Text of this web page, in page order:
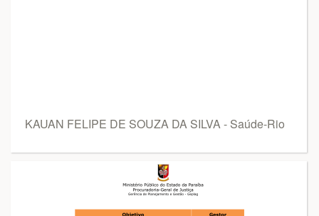
KAUAN FELIPE DE SOUZA DA SILVA - Saúde-Rio